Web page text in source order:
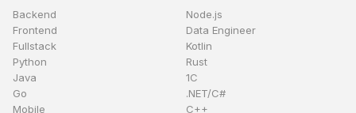
Backend
Frontend
Fullstack
Python
Java
Go
Mobile
Node.js
Data Engineer
Kotlin
Rust
1C
.NET/C#
C++